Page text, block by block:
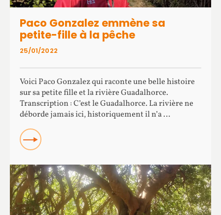
25/01/2022
Paco Gonzalez emmène sa
petite-fille à la pêche
Voici Paco Gonzalez qui raconte une belle histoire
sur sa petite fille et la rivière Guadalhorce.
Transcription : C’est le Guadalhorce. La rivière ne
déborde jamais ici, historiquement il n’a …
Read more about Paco Gonzalez emmène sa petite-fille à
la pêche